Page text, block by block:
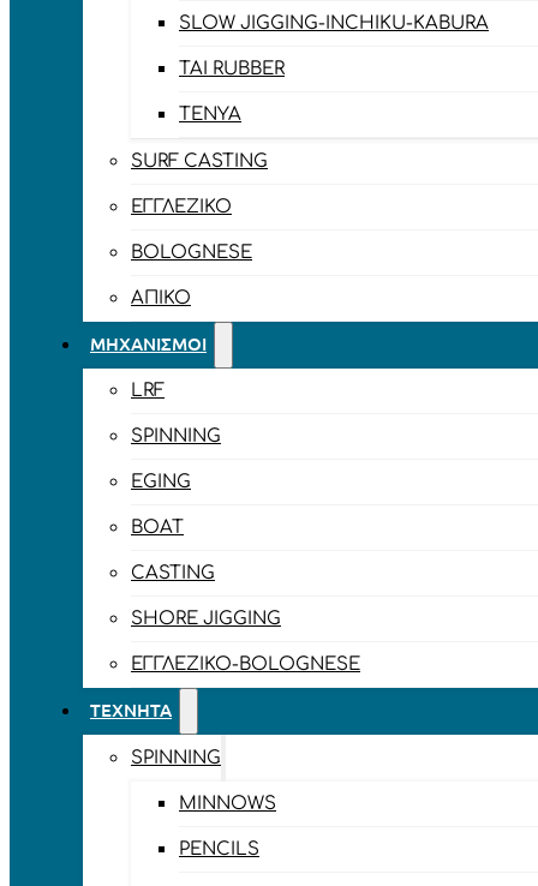
SLOW JIGGING-INCHIKU-KABURA
TAI RUBBER
TENYA
SURF CASTING
ΕΓΓΛΈΖΙΚΟ
BOLOGNESE
ΑΠΊΚΟ
ΜΗΧΑΝΙΣΜΟΊ
LRF
SPINNING
EGING
BOAT
CASTING
SHORE JIGGING
ΕΓΓΛΈΖΙΚΟ-BOLOGNESE
ΤΕΧΝΗΤΆ
SPINNING
MINNOWS
PENCILS